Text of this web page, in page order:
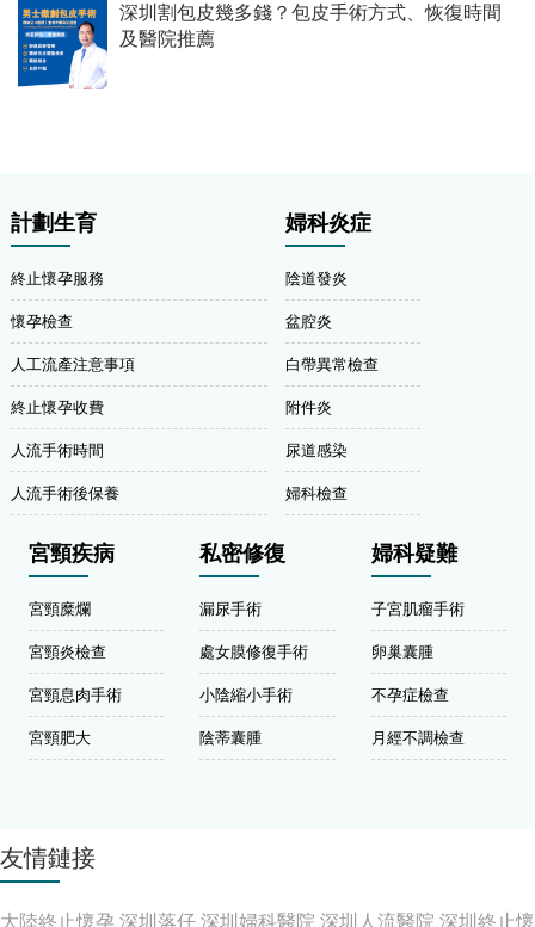
深圳割包皮幾多錢？包皮手術方式、恢復時間
及醫院推薦
計劃生育
終止懷孕服務
懷孕檢查
人工流產注意事項
終止懷孕收費
人流手術時間
人流手術後保養
婦科炎症
陰道發炎
盆腔炎
白帶異常檢查
附件炎
尿道感染
婦科檢查
宮頸疾病
宮頸糜爛
宮頸炎檢查
宮頸息肉手術
宮頸肥大
私密修復
漏尿手術
處女膜修復手術
小陰縮小手術
陰蒂囊腫
婦科疑難
子宮肌瘤手術
卵巢囊腫
不孕症檢查
月經不調檢查
友情鏈接
大陸終止懷孕 深圳落仔深圳婦科醫院 深圳人流醫院 深圳終止懷